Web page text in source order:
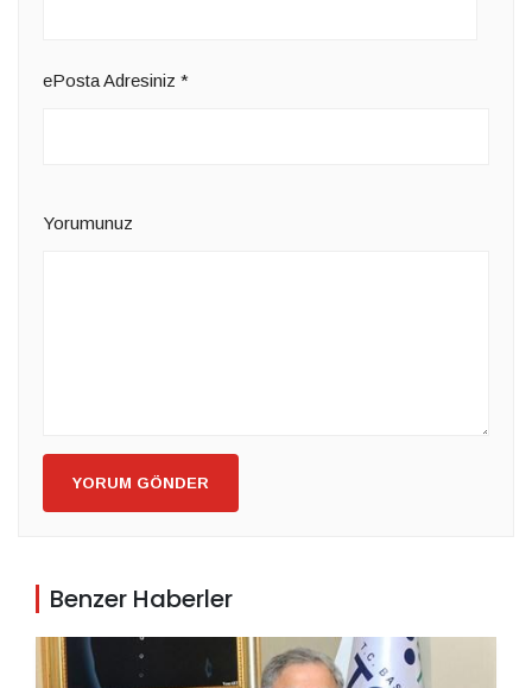
ePosta Adresiniz *
Yorumunuz
YORUM GÖNDER
Benzer Haberler